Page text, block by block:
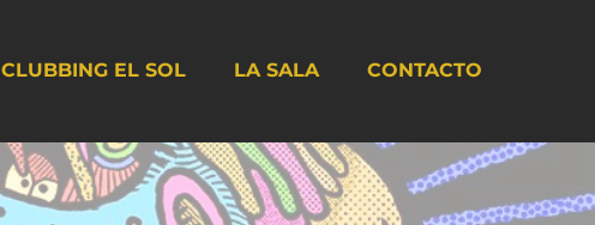
CLUBBING EL SOL LA SALA CONTACTO